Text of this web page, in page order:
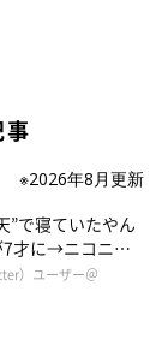
事
※2026年8月更新
”で寝ていたやん
7才に→ニコニ
魅力のコに成
）ユーザー＠